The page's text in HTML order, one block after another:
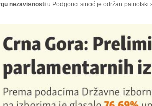
nezavisnostiu Podgorici sinoć je održan patriotski